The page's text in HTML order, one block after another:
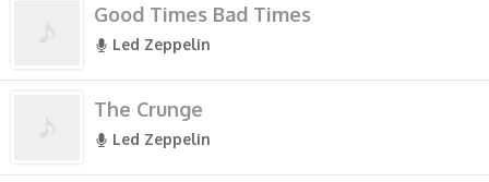
Good Times Bad Times
Led Zeppelin
The Crunge
Led Zeppelin